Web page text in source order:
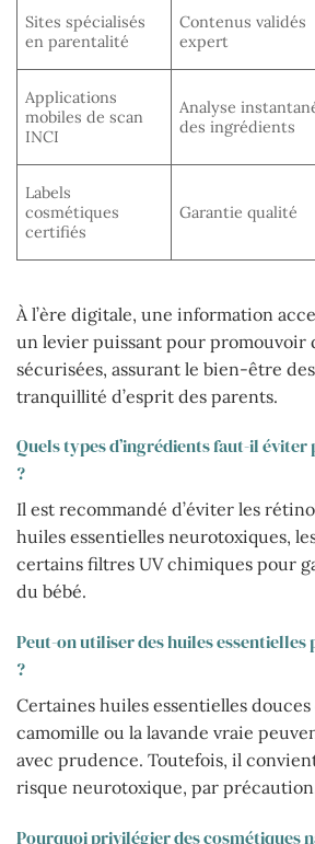
Sites spécialisés
en parentalité
Contenus validés
expert
Applications
mobiles de scan
INCI
Analyse
des ingrédients
Labels
cosmétiques
certifiés
Garantie qualité
À l’ère digitale, une information
un levier puissant pour promouvoir
sécurisées, assurant le bien-être
tranquillité d’esprit des parents.
Quels types d’ingrédients faut-il éviter
?
Il est recommandé d’éviter les
huiles essentielles neurotoxiques,
certains filtres UV chimiques pour
du bébé.
Peut-on utiliser des huiles essentielles
?
Certaines huiles essentielles douces
camomille ou la lavande vraie
avec prudence. Toutefois, il
risque neurotoxique, par
Pourquoi privilégier des cosmétiques